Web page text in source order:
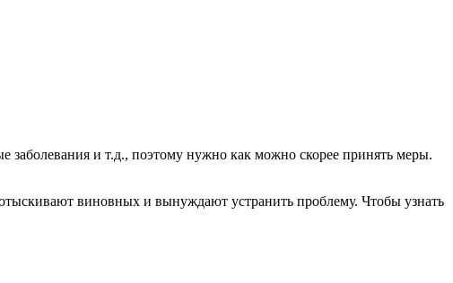
заболевания и т.д., поэтому нужно как можно скорее принять меры.
виновных и вынуждают устранить проблему. Чтобы узнать